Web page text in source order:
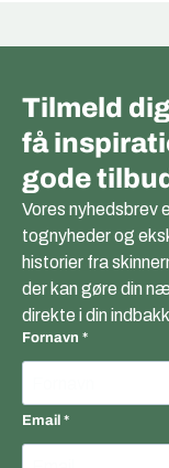
Tilmeld
få
gode tilbud
Vores nyhedsbrev
tognyheder og
historier fra
der kan gøre din
direkte i din
Fornavn
Email